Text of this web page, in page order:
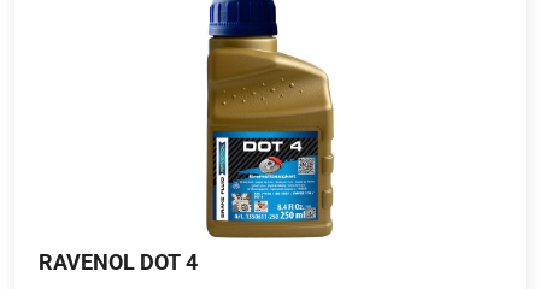
RAVENOL DOT 4